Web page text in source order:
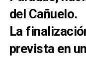
del Cañuelo.
La
prevista en